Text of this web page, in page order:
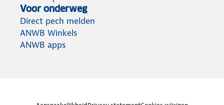
Voor onderweg
Direct pech melden
ANWB Winkels
ANWB apps